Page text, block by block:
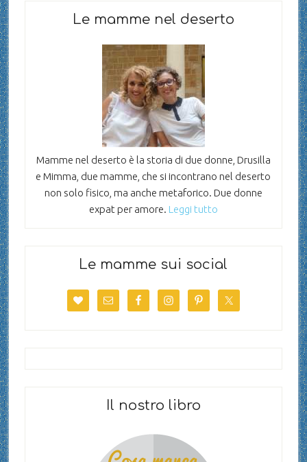
Le mamme nel deserto
Mamme nel deserto è la storia di due donne, Drusilla
e Mimma, due mamme, che si incontrano nel deserto
non solo fisico, ma anche metaforico. Due donne
expat per amore. Leggi tutto
Le mamme sui social
Il nostro libro